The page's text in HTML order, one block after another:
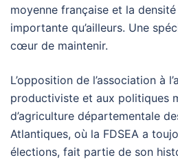
moyenne française et la
importante qu’ailleurs. Une
cœur de maintenir.
L’opposition de l’association à
productiviste et aux politiques
d’agriculture départementale
Atlantiques, où la FDSEA a
élections, fait partie de son